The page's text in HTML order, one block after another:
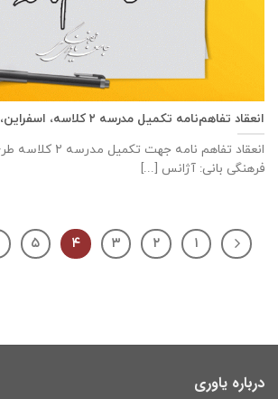
انعقاد تفاهم‌نامه تكميل مدرسه ٢ كلاسه، اسفراين، منطقه باغی
فرهنگی بانی: آژانس [...]
۱ ۲ ۳ ۴ ۵
درباره یاوری